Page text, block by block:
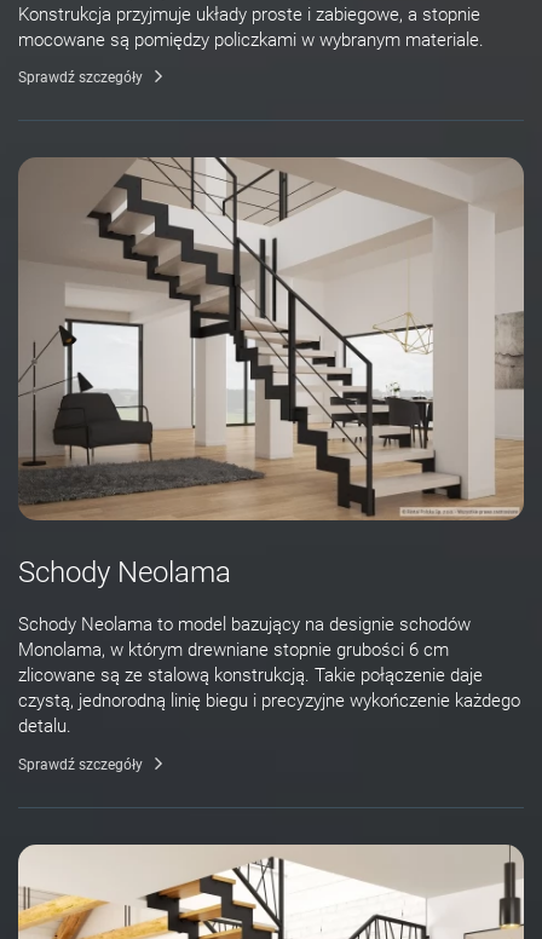
Konstrukcja przyjmuje układy proste i zabiegowe, a stopnie
mocowane są pomiędzy policzkami w wybranym materiale.
Sprawdź szczegóły
Schody Neolama
Schody Neolama to model bazujący na designie schodów
Monolama, w którym drewniane stopnie grubości 6 cm
zlicowane są ze stalową konstrukcją. Takie połączenie daje
czystą, jednorodną linię biegu i precyzyjne wykończenie każdego
detalu.
Sprawdź szczegóły